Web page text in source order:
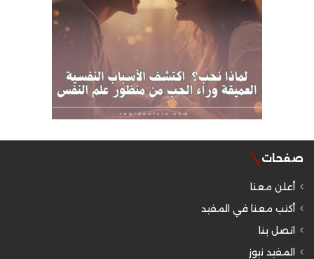
صفحات
أعلن معنا
أكتب معنا في المفيد
اتصل بنا
المفيد نيوز